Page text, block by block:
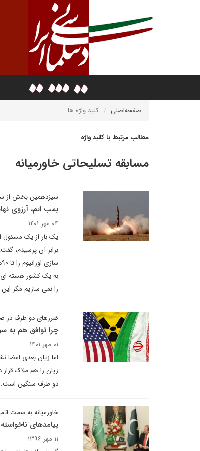
صفحه‌اصلی کلید واژه ها
مطالب مرتبط با کلید واژه
مسابقه تسلیحاتی خاورمیانه
سیزدهمین بخش از
بمب اتم، آرزوی
۰۴ مهر ۱۴۰۱
یک بار از یک مسئول
برابر آن پرسیدم،
به یک کشور هسته ای
را نمی سازیم مگر
ضررهای دو طرف در
چرا توافق هم به
۰۱ مهر ۱۴۰۱
اما زیان بعدی امضا
زیان را هم ملاک
دو طرف سنگین است.
خاورمیانه به سمت
پیامدهای
۱۱ مهر ۱۳۹۶